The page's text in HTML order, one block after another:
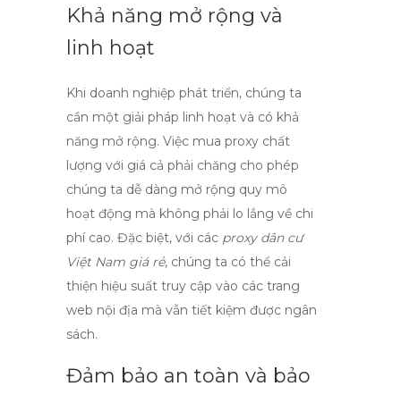
Khả năng mở rộng và
linh hoạt
Khi doanh nghiệp phát triển, chúng ta
cần một giải pháp linh hoạt và có khả
năng mở rộng. Việc mua proxy chất
lượng với giá cả phải chăng cho phép
chúng ta dễ dàng mở rộng quy mô
hoạt động mà không phải lo lắng về chi
phí cao. Đặc biệt, với các proxy dân cư
Việt Nam giá rẻ, chúng ta có thể cải
thiện hiệu suất truy cập vào các trang
web nội địa mà vẫn tiết kiệm được ngân
sách.
Đảm bảo an toàn và bảo